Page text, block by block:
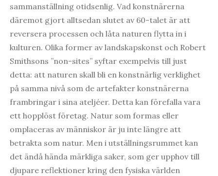
sammanställning otidsenlig. Vad konstnärerna
däremot gjort alltsedan slutet av 60-talet är att
reversera processen och låta naturen flytta in i
kulturen. Olika former av landskapskonst och Robert
Smithsons ”non-sites” syftar exempelvis till just
detta: att naturen skall bli en konstnärlig verklighet
på samma nivå som de artefakter konstnärerna
frambringar i sina ateljéer. Detta kan förefalla vara
ett hopplöst företag. Natur som formas eller
omplaceras av människor är ju inte längre att
betrakta som natur. Men i utställningsrummet kan
det ändå hända märkliga saker, som ger upphov till
djupare reflektioner kring den fysiska världen